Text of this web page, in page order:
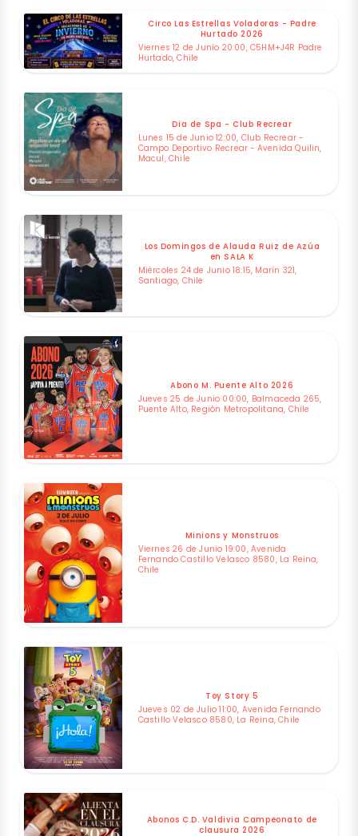
Circo Las Estrellas Voladoras - Padre
Hurtado 2026
Viernes 12 de Junio 20:00, C5HM+J4R Padre
Hurtado, Chile
Dia de Spa - Club Recrear
Lunes 15 de Junio 12:00, Club Recrear -
Campo Deportivo Recrear - Avenida Quilin,
Macul, Chile
Los Domingos de Alauda Ruiz de Azúa
en SALA K
Miércoles 24 de Junio 18:15, Marín 321,
Santiago, Chile
Abono M. Puente Alto 2026
Jueves 25 de Junio 00:00, Balmaceda 265,
Puente Alto, Región Metropolitana, Chile
Minions y Monstruos
Viernes 26 de Junio 19:00, Avenida
Fernando Castillo Velasco 8580, La Reina,
Chile
Toy Story 5
Jueves 02 de Julio 11:00, Avenida Fernando
Castillo Velasco 8580, La Reina, Chile
Abonos C.D. Valdivia Campeonato de
clausura 2026